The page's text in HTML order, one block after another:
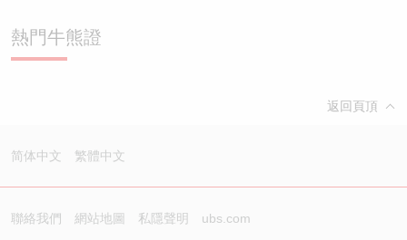
熱門牛熊證
返回頁頂
简体中文 繁體中文
聯絡我們 網站地圖 私隱聲明 ubs.com